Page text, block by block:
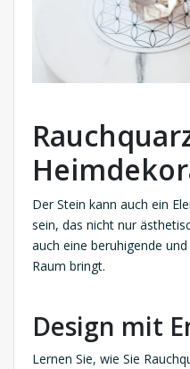
Der Stein kann auch ein
sein, das nicht nur
auch eine beruhigende
Raum bringt.
Design mit
Lernen Sie, wie Sie